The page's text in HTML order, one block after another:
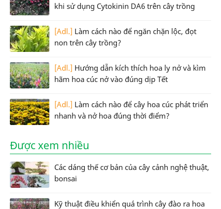
khi sử dụng Cytokinin DA6 trên cây trồng
[Adl.] Làm cách nào để ngăn chặn lộc, đọt
non trên cây trồng?
[Adl.] Hướng dẫn kích thích hoa ly nở và kìm
hãm hoa cúc nở vào đúng dịp Tết
[Adl.] Làm cách nào để cây hoa cúc phát triển
nhanh và nở hoa đúng thời điểm?
Được xem nhiều
Các dáng thế cơ bản của cây cảnh nghệ thuật,
bonsai
Kỹ thuật điều khiển quá trình cây đào ra hoa